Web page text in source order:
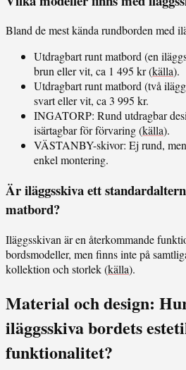
Bland de mest kända rundborden med
Utdragbart runt matbord (en
brun eller vit, ca 1 495 kr (källa).
Utdragbart runt matbord (två
svart eller vit, ca 3 995 kr.
INGATORP: Rund utdragbar
isärtagbar för förvaring (källa).
VÄSTANBY-skivor: Ej rund,
enkel montering.
Är iläggsskiva ett
matbord?
Iläggsskivan är en återkommande
bordsmodeller, men finns inte på
kollektion och storlek (källa).
Material och design:
iläggsskiva bordets
funktionalitet?